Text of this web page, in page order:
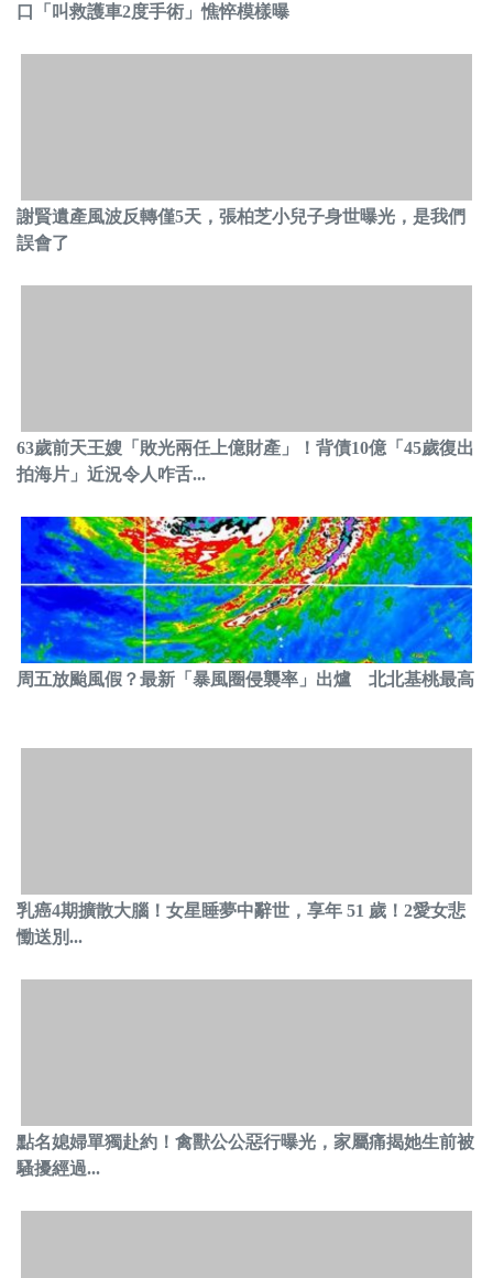
口「叫救護車2度手術」憔悴模樣曝
謝賢遺產風波反轉僅5天，張柏芝小兒子身世曝光，是我們
誤會了
63歲前天王嫂「敗光兩任上億財產」！背債10億「45歲復出
拍海片」近況令人咋舌...
周五放颱風假？最新「暴風圈侵襲率」出爐 北北基桃最高
乳癌4期擴散大腦！女星睡夢中辭世，享年 51 歲！2愛女悲
慟送別...
點名媳婦單獨赴約！禽獸公公惡行曝光，家屬痛揭她生前被
騷擾經過...